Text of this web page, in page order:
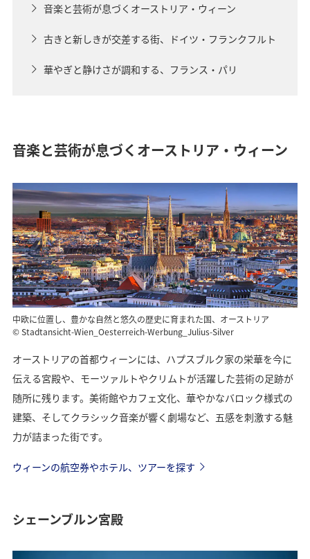
音楽と芸術が息づくオーストリア・ウィーン
古きと新しきが交差する街、ドイツ・フランクフルト
華やぎと静けさが調和する、フランス・パリ
音楽と芸術が息づくオーストリア・ウィーン
中欧に位置し、豊かな自然と悠久の歴史に育まれた国、オーストリア
© Stadtansicht-Wien_Oesterreich-Werbung_Julius-Silver
オーストリアの首都ウィーンには、ハプスブルク家の栄華を今に
伝える宮殿や、モーツァルトやクリムトが活躍した芸術の足跡が
随所に残ります。美術館やカフェ文化、華やかなバロック様式の
建築、そしてクラシック音楽が響く劇場など、五感を刺激する魅
力が詰まった街です。
ウィーンの航空券やホテル、ツアーを探す
シェーンブルン宮殿